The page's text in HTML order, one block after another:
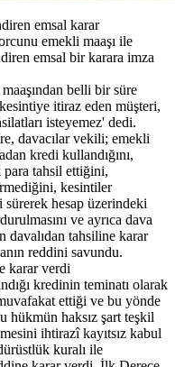
emsal karar
emekli maaşı ile
emsal bir karara imza
belli bir süre
itiraz eden müşteri,
isteyemez' dedi.
davacılar vekili; emekli
kredi kullandığını,
para tahsil ettiğini,
kesintiler
hesap üzerindeki
ve ayrıca dava
davalıdan tahsiline karar
reddini savundu.
karar verdi
kredinin teminatı olarak
ettiği ve bu yönde
hükmün haksız şart teşkil
ihtirazî kayıtsız kabul
kuralı ile